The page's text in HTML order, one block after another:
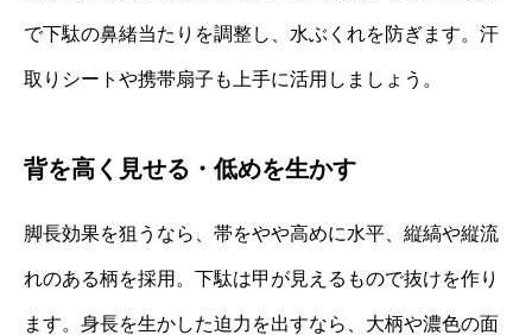
で下駄の鼻緒当たりを調整し、水ぶくれを防ぎます。汗
取りシートや携帯扇子も上手に活用しましょう。
背を高く見せる・低めを生かす
脚長効果を狙うなら、帯をやや高めに水平、縦縞や縦流
れのある柄を採用。下駄は甲が見えるもので抜けを作り
ます。身長を生かした迫力を出すなら、大柄や濃色の面